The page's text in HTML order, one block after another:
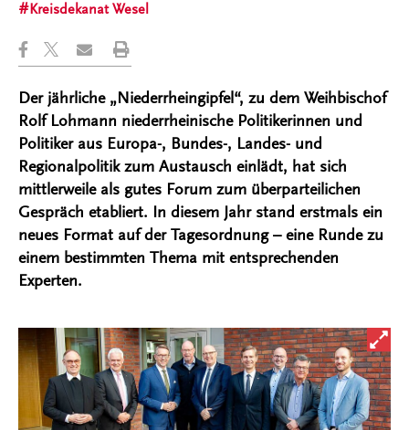
Kreisdekanat Wesel
Der jährliche „Niederrheingipfel“, zu dem Weihbischof
Rolf Lohmann niederrheinische Politikerinnen und
Politiker aus Europa-, Bundes-, Landes- und
Regionalpolitik zum Austausch einlädt, hat sich
mittlerweile als gutes Forum zum überparteilichen
Gespräch etabliert. In diesem Jahr stand erstmals ein
neues Format auf der Tagesordnung – eine Runde zu
einem bestimmten Thema mit entsprechenden
Experten.
Bild